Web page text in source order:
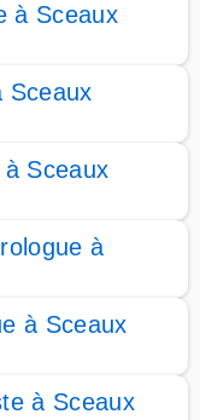
à Sceaux
Sceaux
Sceaux
à
à Sceaux
à Sceaux